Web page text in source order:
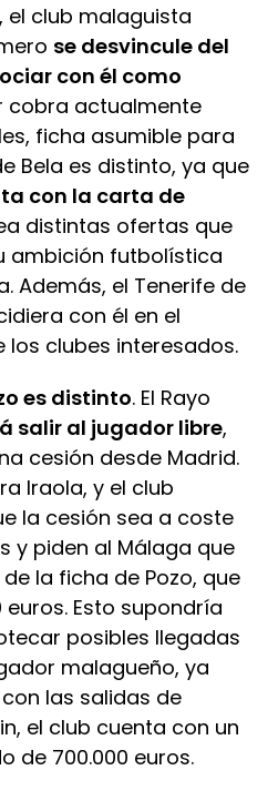
el club malaguista
se desvincule del
con él como
cobra actualmente
ficha asumible para
Bela es distinto, ya que
con la carta de
distintas ofertas que
ambición futbolística
Además, el Tenerife de
con él en el
los clubes interesados.
es distinto. El Rayo
salir al jugador libre,
cesión desde Madrid.
Iraola, y el club
la cesión sea a coste
y piden al Málaga que
la ficha de Pozo, que
Esto supondría
posibles llegadas
malagueño, ya
las salidas de
el club cuenta con un
de 700.000 euros.